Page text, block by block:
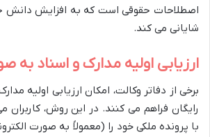
اصطلاحات حقوقی است که به افزایش دانش
شایانی می کند.
ارزیابی اولیه مدارک و اسناد به
برخی از دفاتر وکالت، امکان ارزیابی اولیه
رایگان فراهم می کنند. در این روش، کاربران
با پرونده ملکی خود را (معمولاً به صورت